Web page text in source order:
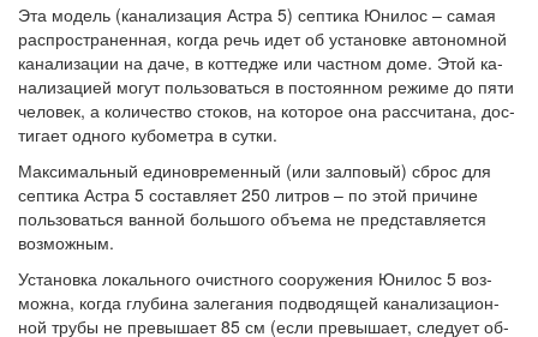
Эта мо­дель (ка­на­ли­за­ция Ас­тра 5) сеп­ти­ка Юни­лос – са­мая
рас­прос­тра­нен­ная, ког­да речь идет об ус­та­нов­ке ав­то­ном­ной
ка­на­ли­за­ции на да­че, в кот­тед­же или час­тном до­ме. Этой ка­
на­ли­за­ци­ей мо­гут поль­зо­вать­ся в пос­то­ян­ном ре­жи­ме до пя­ти
че­ло­век, а ко­ли­чес­тво сто­ков, на ко­то­рое она рас­счи­та­на, дос­
ти­га­ет од­но­го ку­бо­мет­ра в сут­ки.
Мак­си­маль­ный еди­нов­ре­мен­ный (или зал­по­вый) сброс для
сеп­ти­ка Ас­тра 5 сос­тав­ля­ет 250 лит­ров – по этой при­чи­не
поль­зо­вать­ся ван­ной боль­шо­го объ­ема не пред­став­ля­ет­ся
воз­мож­ным.
Ус­та­нов­ка ло­каль­но­го очис­тно­го со­ору­же­ния Юни­лос 5 воз­
мож­на, ког­да глу­би­на за­ле­га­ния под­во­дя­щей ка­на­ли­за­ци­он­
ной тру­бы не пре­вы­ша­ет 85 см (ес­ли пре­вы­ша­ет, сле­ду­ет об­